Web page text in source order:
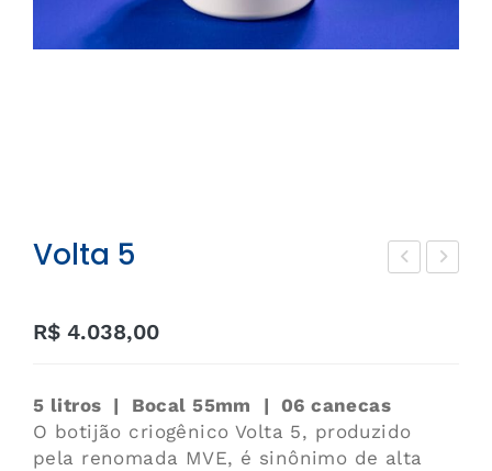
Volta 5
R$ 4.038,00
5 litros | Bocal 55mm | 06 canecas
O botijão criogênico Volta 5, produzido
pela renomada MVE, é sinônimo de alta